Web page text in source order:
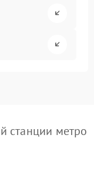
станции метро